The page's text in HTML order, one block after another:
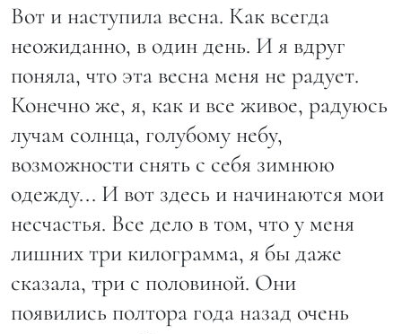
Вот и наступила весна. Как всегда
неожиданно, в один день. И я вдруг
поняла, что эта весна меня не радует.
Конечно же, я, как и все живое, радуюсь
лучам солнца, голубому небу,
возможности снять с себя зимнюю
одежду... И вот здесь и начинаются мои
несчастья. Все дело в том, что у меня
лишних три килограмма, я бы даже
сказала, три с половиной. Они
появились полтора года назад очень